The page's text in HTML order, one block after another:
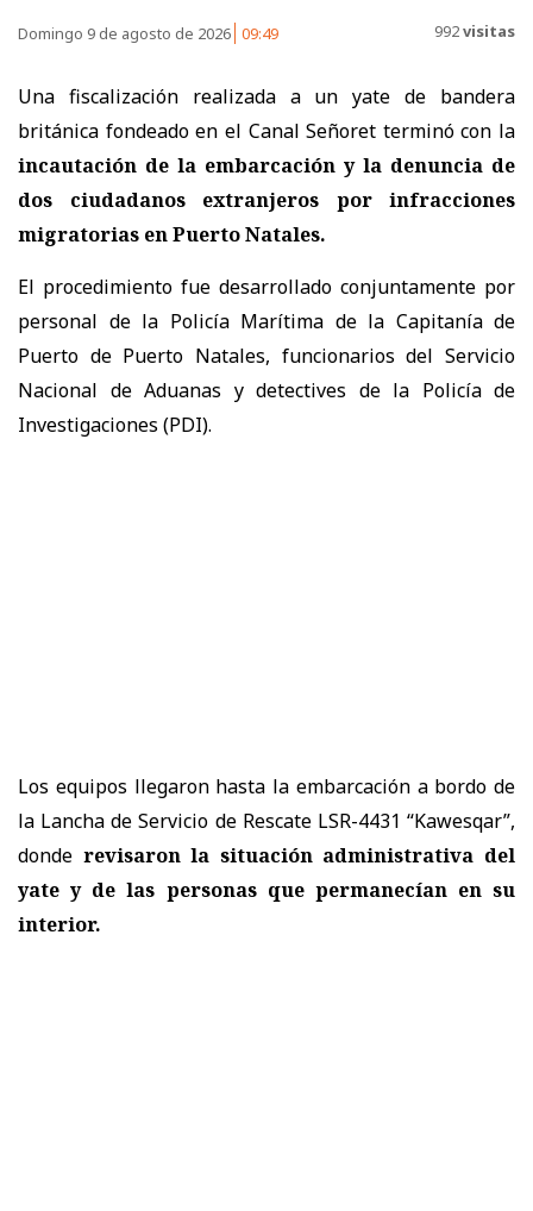
Domingo 9 de agosto de 2026 09:49 992visitas
Una fiscalización realizada a un yate de bandera
británica fondeado en el Canal Señoret terminó con la
incautación de la embarcación y la denuncia de
dos ciudadanos extranjeros por infracciones
migratorias en Puerto Natales.
El procedimiento fue desarrollado conjuntamente por
personal de la Policía Marítima de la Capitanía de
Puerto de Puerto Natales, funcionarios del Servicio
Nacional de Aduanas y detectives de la Policía de
Investigaciones (PDI).
Los equipos llegaron hasta la embarcación a bordo de
la Lancha de Servicio de Rescate LSR-4431 “Kawesqar”,
donde revisaron la situación administrativa del
yate y de las personas que permanecían en su
interior.